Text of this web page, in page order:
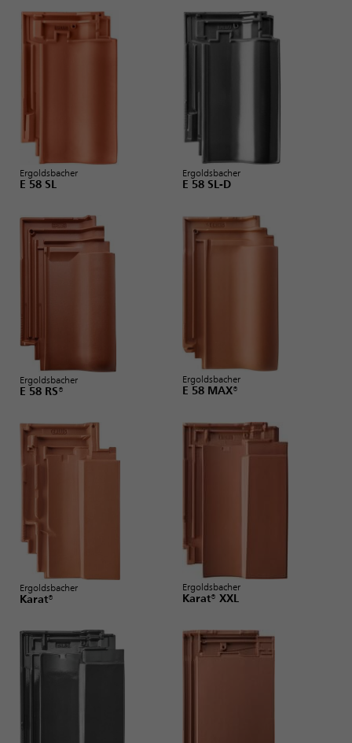
Ergoldsbacher
E 58 SL
Ergoldsbacher
E 58 SL-D
Ergoldsbacher
E 58 RS®
Ergoldsbacher
E 58 MAX®
Ergoldsbacher
Karat®
Ergoldsbacher
Karat® XXL